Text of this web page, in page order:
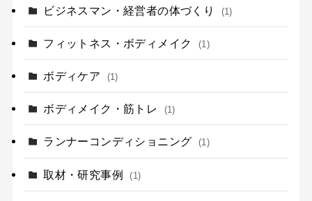
ビジネスマン・経営者の体づくり (1)
フィットネス・ボディメイク (1)
ボディケア (1)
ボディメイク・筋トレ (1)
ランナーコンディショニング (1)
取材・研究事例 (1)